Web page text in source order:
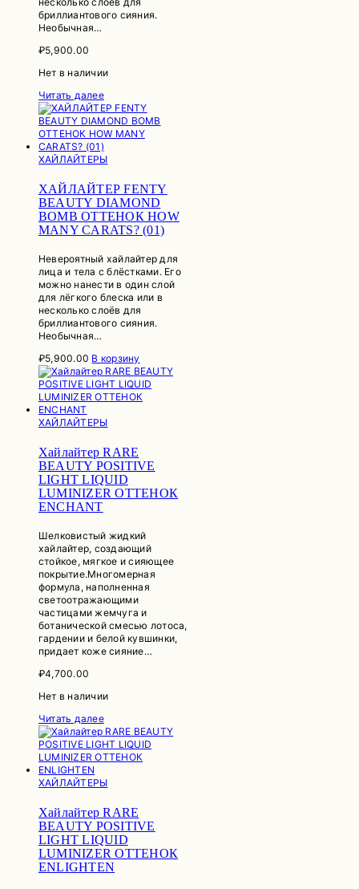
бриллиантового сияния.
Необычная…
₽5,900.00
Нет в наличии
Читать далее
ХАЙЛАЙТЕРЫ
ХАЙЛАЙТЕР FENTY
BEAUTY DIAMOND
BOMB ОТТЕНОК HOW
MANY CARATS? (01)
Невероятный хайлайтер для
лица и тела с блёстками. Его
можно нанести в один слой
для лёгкого блеска или в
несколько слоёв для
бриллиантового сияния.
Необычная…
₽5,900.00 В корзину
ХАЙЛАЙТЕРЫ
Хайлайтер RARE
BEAUTY POSITIVE
LIGHT LIQUID
LUMINIZER ОТТЕНОК
ENCHANT
Шелковистый жидкий
хайлайтер, создающий
стойкое, мягкое и сияющее
покрытие.Многомерная
формула, наполненная
светоотражающими
частицами жемчуга и
ботанической смесью лотоса,
гардении и белой кувшинки,
придает коже сияние…
₽4,700.00
Нет в наличии
Читать далее
ХАЙЛАЙТЕРЫ
Хайлайтер RARE
BEAUTY POSITIVE
LIGHT LIQUID
LUMINIZER ОТТЕНОК
ENLIGHTEN